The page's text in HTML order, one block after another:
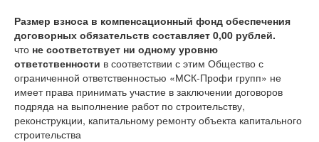
Размер взноса в компенсационный фонд обеспечения
договорных обязательств составляет 0,00 рублей.
что не соответствует ни одному уровню
ответственности в соответствии с этим Общество с
ограниченной ответственностью «МСК-Профи групп» не
имеет права принимать участие в заключении договоров
подряда на выполнение работ по строительству,
реконструкции, капитальному ремонту объекта капитального
строительства